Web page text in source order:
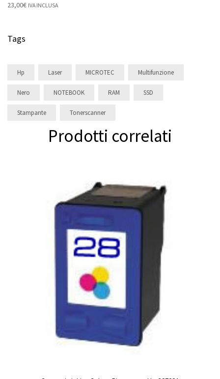
23,00€ IVA INCLUSA
Tags
Hp Laser MICROTEC Multifunzione
Nero NOTEBOOK RAM SSD
Stampante Tonerscanner
Prodotti correlati